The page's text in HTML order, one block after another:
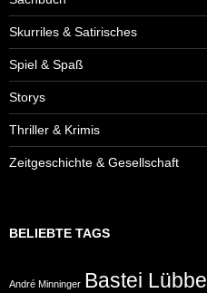
Skurriles & Satirisches
Spiel & Spaß
Storys
Thriller & Krimis
Zeitgeschichte & Gesellschaft
BELIEBTE TAGS
André Minninger Bastei Lübbe